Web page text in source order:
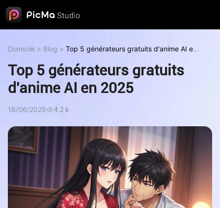
Domicile > Blog > Top 5 générateurs gratuits d'anime AI en
Top 5 générateurs gratuits
d'anime AI en 2025
18/06/2025 4.2 k